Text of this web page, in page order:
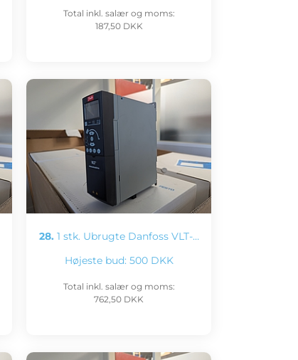
Total inkl. salær og moms:
187,50 DKK
28. 1 stk. Ubrugte Danfoss VLT-…
Højeste bud: 500 DKK
Total inkl. salær og moms:
762,50 DKK